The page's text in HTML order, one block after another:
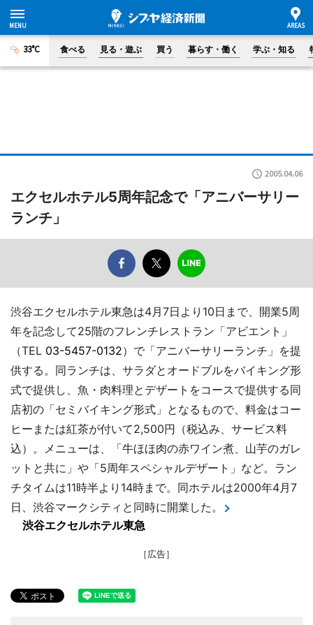
33°C 食べる 見る・遊ぶ 買う 暮らす・働く 学ぶ・知る
2005.04.06
エクセルホテル5周年記念で「アニバーサリー
ランチ」
渋谷エクセルホテル東急は4月7日より10日まで、開業5周
年を記念して25階のフレンチレストラン「アビエント」
（TEL 03-5457-0132）で「アニバーサリーランチ」を提
供する。同ランチは、サラダとオードブルをバイキング形
式で提供し、魚・肉料理とデザートをコースで提供する同
店初の「セミバイキング形式」となるもので、料金はコー
ヒーまたは紅茶が付いて2,500円（税込み、サービス料
込）。メニューは、「牛ほほ肉の赤ワイン煮、山芋のガレ
ットと共に」や「5周年スペシャルデザート」など。ラン
チタイムは11時半より14時まで。同ホテルは2000年4月7
日、渋谷マークシティと同時に開業した。
渋谷エクセルホテル東急
［広告］